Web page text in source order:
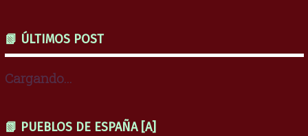
📗 ÚLTIMOS POST
Cargando...
📗 PUEBLOS DE ESPAÑA [A]